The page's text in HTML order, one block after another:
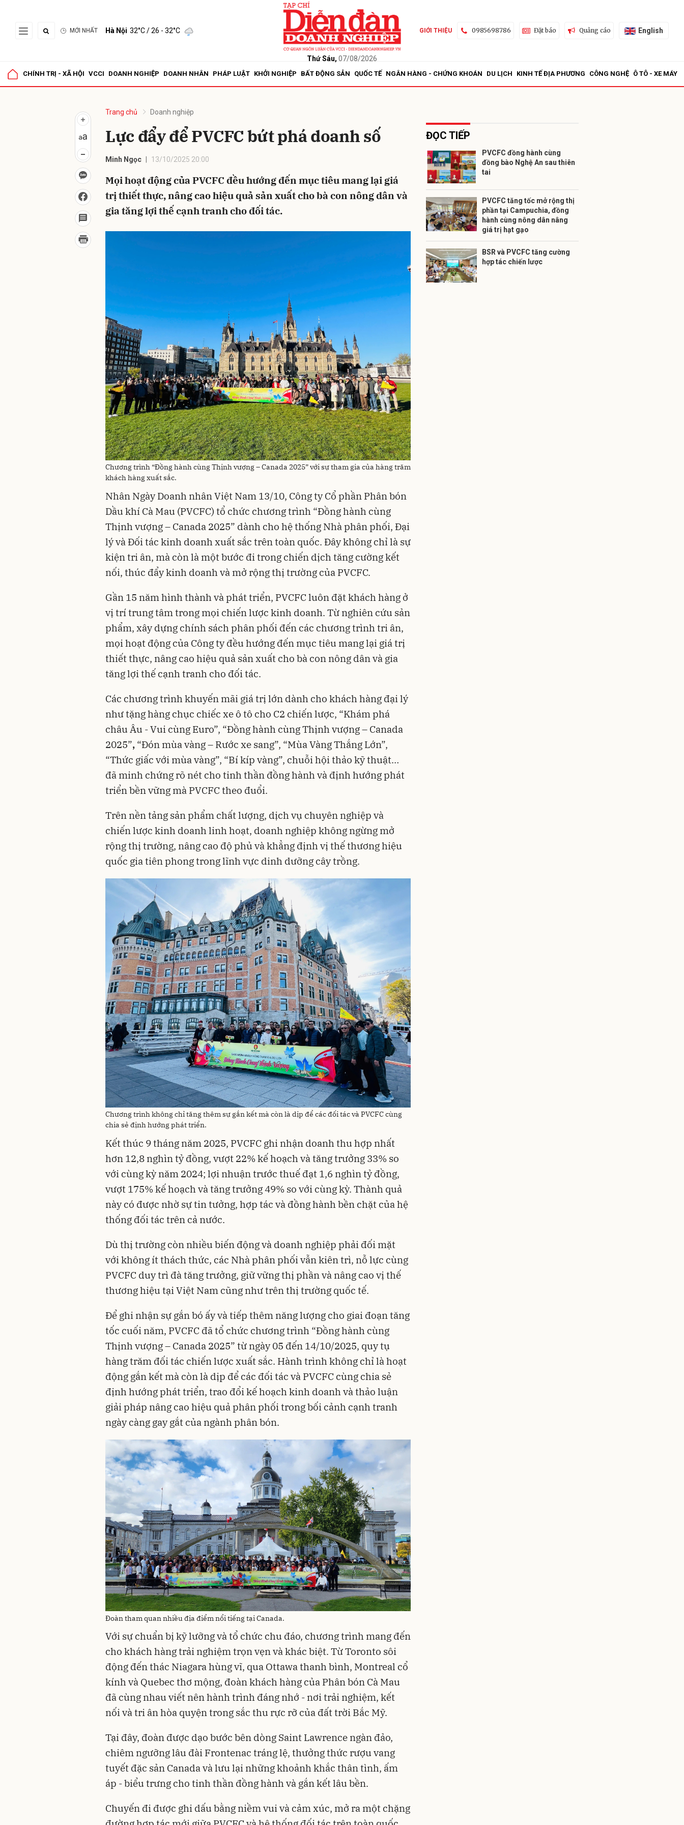
MỚI NHẤT Hà Nội 32°C/ 26 - 32°C
Thứ Sáu, 07/08/2026
GIỚI THIỆU 0985698786 Đặt báo Quảng cáo English
CHÍNH TRỊ - XÃ HỘI VCCI DOANH NGHIỆP DOANH NHÂN PHÁP LUẬT KHỞI NGHIỆP BẤT ĐỘNG SẢN QUỐC TẾ NGÂN HÀNG - CHỨNG KHOÁN DU LỊCH KINH TẾ ĐỊA PHƯƠNG CÔNG NGHỆ Ô TÔ - XE MÁY
Trang chủ Doanh nghiệp
Lực đẩy để PVCFC bứt phá doanh số
Minh Ngọc 13/10/2025 20:00
Mọi hoạt động của PVCFC đều hướng đến mục tiêu mang lại giá
trị thiết thực, nâng cao hiệu quả sản xuất cho bà con nông dân và
gia tăng lợi thế cạnh tranh cho đối tác.
Chương trình “Đồng hành cùng Thịnh vượng – Canada 2025” với sự tham gia của hàng trăm
khách hàng xuất sắc.
Nhân Ngày Doanh nhân Việt Nam 13/10, Công ty Cổ phần Phân bón
Dầu khí Cà Mau (PVCFC) tổ chức chương trình “Đồng hành cùng
Thịnh vượng – Canada 2025” dành cho hệ thống Nhà phân phối, Đại
lý và Đối tác kinh doanh xuất sắc trên toàn quốc. Đây không chỉ là sự
kiện tri ân, mà còn là một bước đi trong chiến dịch tăng cường kết
nối, thúc đẩy kinh doanh và mở rộng thị trường của PVCFC.
Gần 15 năm hình thành và phát triển, PVCFC luôn đặt khách hàng ở
vị trí trung tâm trong mọi chiến lược kinh doanh. Từ nghiên cứu sản
phẩm, xây dựng chính sách phân phối đến các chương trình tri ân,
mọi hoạt động của Công ty đều hướng đến mục tiêu mang lại giá trị
thiết thực, nâng cao hiệu quả sản xuất cho bà con nông dân và gia
tăng lợi thế cạnh tranh cho đối tác.
Các chương trình khuyến mãi giá trị lớn dành cho khách hàng đại lý
như tặng hàng chục chiếc xe ô tô cho C2 chiến lược, “Khám phá
châu Âu - Vui cùng Euro”, “Đồng hành cùng Thịnh vượng – Canada
2025”, “Đón mùa vàng – Rước xe sang”, “Mùa Vàng Thắng Lớn”,
“Thức giấc với mùa vàng”, “Bí kíp vàng”, chuỗi hội thảo kỹ thuật…
đã minh chứng rõ nét cho tinh thần đồng hành và định hướng phát
triển bền vững mà PVCFC theo đuổi.
Trên nền tảng sản phẩm chất lượng, dịch vụ chuyên nghiệp và
chiến lược kinh doanh linh hoạt, doanh nghiệp không ngừng mở
rộng thị trường, nâng cao độ phủ và khẳng định vị thế thương hiệu
quốc gia tiên phong trong lĩnh vực dinh dưỡng cây trồng.
Chương trình không chỉ tăng thêm sự gắn kết mà còn là dịp để các đối tác và PVCFC cùng
chia sẻ định hướng phát triển.
Kết thúc 9 tháng năm 2025, PVCFC ghi nhận doanh thu hợp nhất
hơn 12,8 nghìn tỷ đồng, vượt 22% kế hoạch và tăng trưởng 33% so
với cùng kỳ năm 2024; lợi nhuận trước thuế đạt 1,6 nghìn tỷ đồng,
vượt 175% kế hoạch và tăng trưởng 49% so với cùng kỳ. Thành quả
này có được nhờ sự tin tưởng, hợp tác và đồng hành bền chặt của hệ
thống đối tác trên cả nước.
Dù thị trường còn nhiều biến động và doanh nghiệp phải đối mặt
với không ít thách thức, các Nhà phân phối vẫn kiên trì, nỗ lực cùng
PVCFC duy trì đà tăng trưởng, giữ vững thị phần và nâng cao vị thế
thương hiệu tại Việt Nam cũng như trên thị trường quốc tế.
Để ghi nhận sự gắn bó ấy và tiếp thêm năng lượng cho giai đoạn tăng
tốc cuối năm, PVCFC đã tổ chức chương trình “Đồng hành cùng
Thịnh vượng – Canada 2025” từ ngày 05 đến 14/10/2025, quy tụ
hàng trăm đối tác chiến lược xuất sắc. Hành trình không chỉ là hoạt
động gắn kết mà còn là dịp để các đối tác và PVCFC cùng chia sẻ
định hướng phát triển, trao đổi kế hoạch kinh doanh và thảo luận
giải pháp nâng cao hiệu quả phân phối trong bối cảnh cạnh tranh
ngày càng gay gắt của ngành phân bón.
Đoàn tham quan nhiều địa điểm nổi tiếng tại Canada.
Với sự chuẩn bị kỹ lưỡng và tổ chức chu đáo, chương trình mang đến
cho khách hàng trải nghiệm trọn vẹn và khác biệt. Từ Toronto sôi
động đến thác Niagara hùng vĩ, qua Ottawa thanh bình, Montreal cổ
kính và Quebec thơ mộng, đoàn khách hàng của Phân bón Cà Mau
đã cùng nhau viết nên hành trình đáng nhớ - nơi trải nghiệm, kết
nối và tri ân hòa quyện trong sắc thu rực rỡ của đất trời Bắc Mỹ.
Tại đây, đoàn được dạo bước bên dòng Saint Lawrence ngàn đảo,
chiêm ngưỡng lâu đài Frontenac tráng lệ, thưởng thức rượu vang
tuyết đặc sản Canada và lưu lại những khoảnh khắc thân tình, ấm
áp - biểu trưng cho tinh thần đồng hành và gắn kết lâu bền.
Chuyến đi được ghi dấu bằng niềm vui và cảm xúc, mở ra một chặng
ĐỌC TIẾP
PVCFC đồng hành cùng
đồng bào Nghệ An sau thiên
tai
PVCFC tăng tốc mở rộng thị
phần tại Campuchia, đồng
hành cùng nông dân nâng
giá trị hạt gạo
BSR và PVCFC tăng cường
hợp tác chiến lược
Gửi